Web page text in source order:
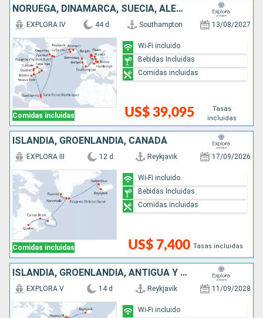
NORUEGA, DINAMARCA, SUECIA, ALEMANIA, IRLANDA, REINO UNIDO, ISLANDIA, GROENLANDIA, ANTIGUA Y BARBUDA, CANADÁ, ESTADOS UNIDOS
Comidas incluidas
EXPLORA IV 44 d Southampton 13/08/2027
US$ 39,095
Tasas
incluidas
Wi-Fi incluido
Bebidas Incluidas
Comidas incluidas
ISLANDIA, GROENLANDIA, CANADÁ
Comidas incluidas
EXPLORA III 12 d Reykjavik 17/09/2026
US$ 7,400 Tasas incluidas
Wi-Fi incluido
Bebidas Incluidas
Comidas incluidas
ISLANDIA, GROENLANDIA, ANTIGUA Y BARBUDA, CANADÁ, ESTADOS UNIDOS
EXPLORA V 14 d Reykjavik 11/09/2028
Wi-Fi incluido